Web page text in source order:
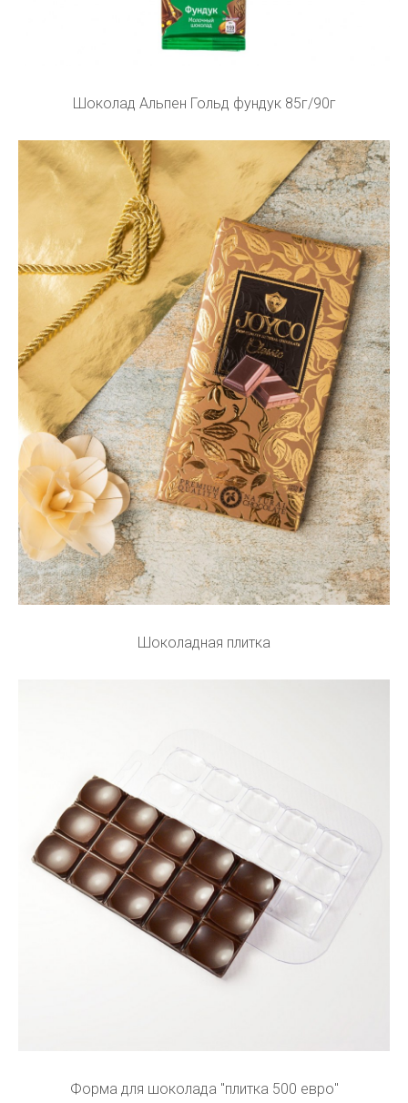
Шоколад Альпен Гольд фундук 85г/90г
Шоколадная плитка
Форма для шоколада "плитка 500 евро"